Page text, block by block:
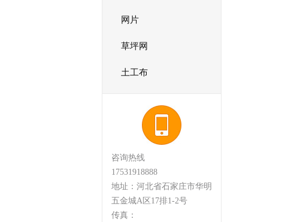
网片
草坪网
土工布
咨询热线
17531918888
地址：河北省石家庄市华明
五金城A区17排1-2号
传真：